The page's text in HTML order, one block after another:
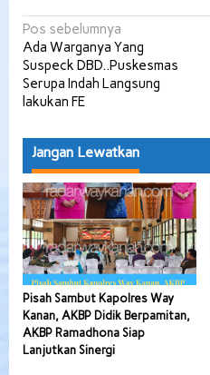
Navigasi
pos
Pos sebelumnya
Ada Warganya Yang
Suspeck DBD..Puskesmas
Serupa Indah Langsung
lakukan FE
Jangan Lewatkan
Pisah Sambut Kapolres Way
Kanan, AKBP Didik Berpamitan,
AKBP Ramadhona Siap
Lanjutkan Sinergi